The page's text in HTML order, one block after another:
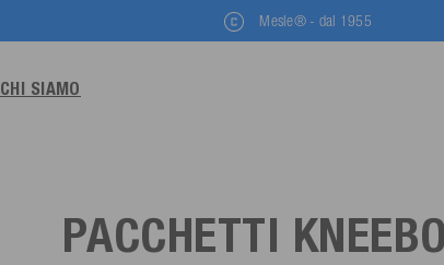
Mesle® - dal 1955
CHI SIAMO
PACCHETTI